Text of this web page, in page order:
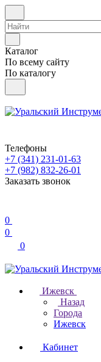
Каталог
По всему сайту
По каталогу
Телефоны
+7 (341) 231-01-63
+7 (982) 832-26-01
Заказать звонок
0
0
0
Ижевск
Назад
Города
Ижевск
Кабинет